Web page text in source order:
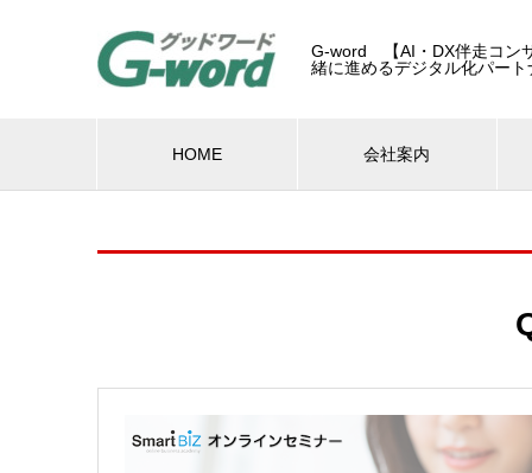
G-word 【AI・DX伴走コン
緒に進めるデジタル化パー
HOME 会社案内